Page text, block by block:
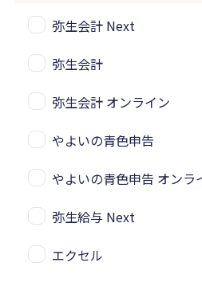
弥生会計 Next
弥生会計
弥生会計 オンライン
やよいの青色申告
やよいの青色申告 オンラ
弥生給与 Next
エクセル